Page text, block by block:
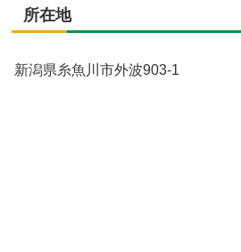
所在地
新潟県糸魚川市外波903-1